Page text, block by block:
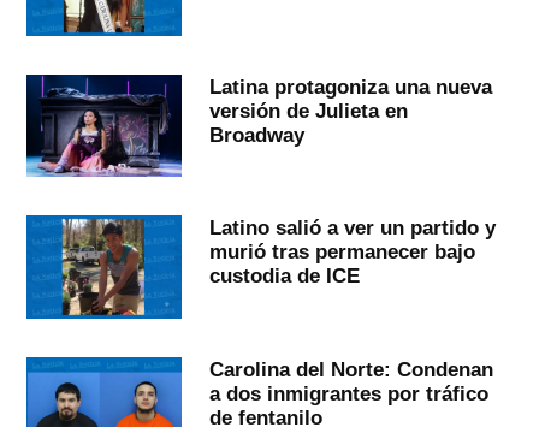
Latina protagoniza una nueva
versión de Julieta en
Broadway
Latino salió a ver un partido y
murió tras permanecer bajo
custodia de ICE
Carolina del Norte: Condenan
a dos inmigrantes por tráfico
de fentanilo